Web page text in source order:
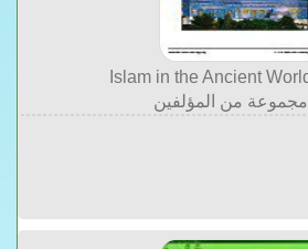
مجموعة من المؤلفين